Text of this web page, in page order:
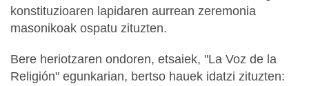
konstituzioaren lapidaren aurrean zeremonia
masonikoak ospatu zituzten.
Bere heriotzaren ondoren, etsaiek, "La Voz de la
Religión" egunkarian, bertso hauek idatzi zituzten: